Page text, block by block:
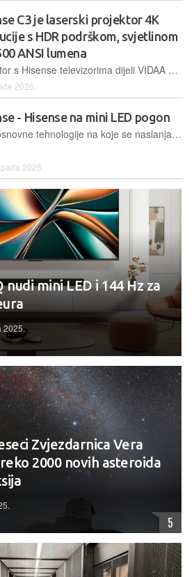
C3 je laserski projektor 4K
s HDR podrškom, svjetlinom
ANSI lumena
Projektor s Hisense televizorima dijeli VIDAA operativni sustav, a u odnosu na prošlu generaciju nudi viši kontrast. C3 nudi projekciju do ogromnih 300'', ima HDR podršku i inovativni dizajn s okruglim postoljem i mogućnosti okretanja tijela za 360 stupnjeva
2026.
- Hisense na mini LED pogon
Dvije osnovne tehnologije na koje se naslanja TV postava za 2025. godinu su mini LED pozadinsko osvjetljenje i Quantum Dot. Hisense ima kompetitivne cijene i relativno bogatu opremu, koja u većini modela donosi HDMI 2.1 konektore, subwoofer i visoku stopu osvježavanja panela
2025.
nudi mini LED i 144 Hz za
2025.
Zvjezdarnica Vera
2000 novih asteroida
5